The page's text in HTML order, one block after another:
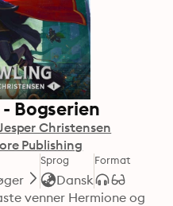
Bogserien
Christensen
Publishing
Sprog
Dansk
Format
venner Hermione og